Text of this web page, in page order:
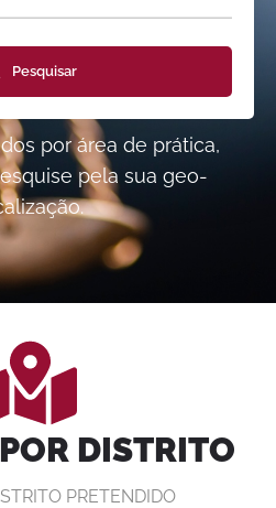
Pesquisar
por área de prática,
pela sua geo-
DISTRITO
PRETENDIDO